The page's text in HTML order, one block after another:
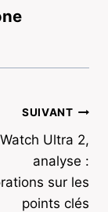
SUIVANT
Ultra 2,
analyse :
sur les
points clés